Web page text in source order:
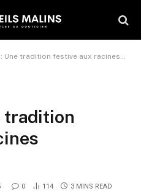
tradition festive aux racines ancestrales
tradition
0 114 3 MINS READ